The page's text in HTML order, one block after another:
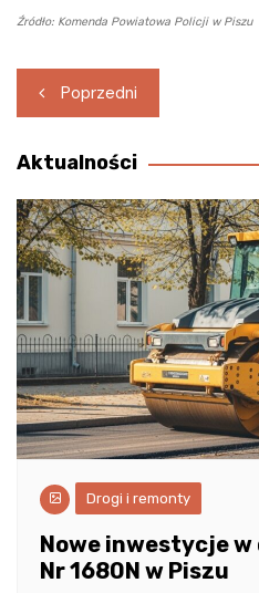
Źródło: Komenda Powiatowa Policji w Piszu
Nawigacja
wpisu
Poprzedni
Aktualności
Drogi i remonty
Nowe inwestycje
Nr 1680N w Piszu